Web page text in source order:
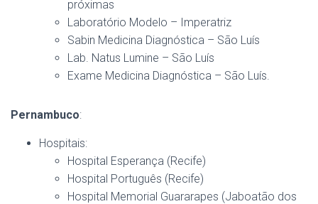
próximas
Laboratório Modelo – Imperatriz
Sabin Medicina Diagnóstica – São Luís
Lab. Natus Lumine – São Luís
Exame Medicina Diagnóstica – São Luís.
Pernambuco:
Hospitais:
Hospital Esperança (Recife)
Hospital Português (Recife)
Hospital Memorial Guararapes (Jaboatão dos